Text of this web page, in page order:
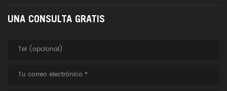
UNA CONSULTA GRATIS